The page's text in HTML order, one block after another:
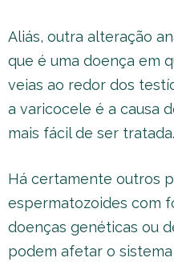
Aliás, outra alteração
que é uma doença em
veias ao redor dos
a varicocele é a causa
mais fácil de ser tratada.
Há certamente outros
espermatozoides com
doenças genéticas ou
podem afetar o